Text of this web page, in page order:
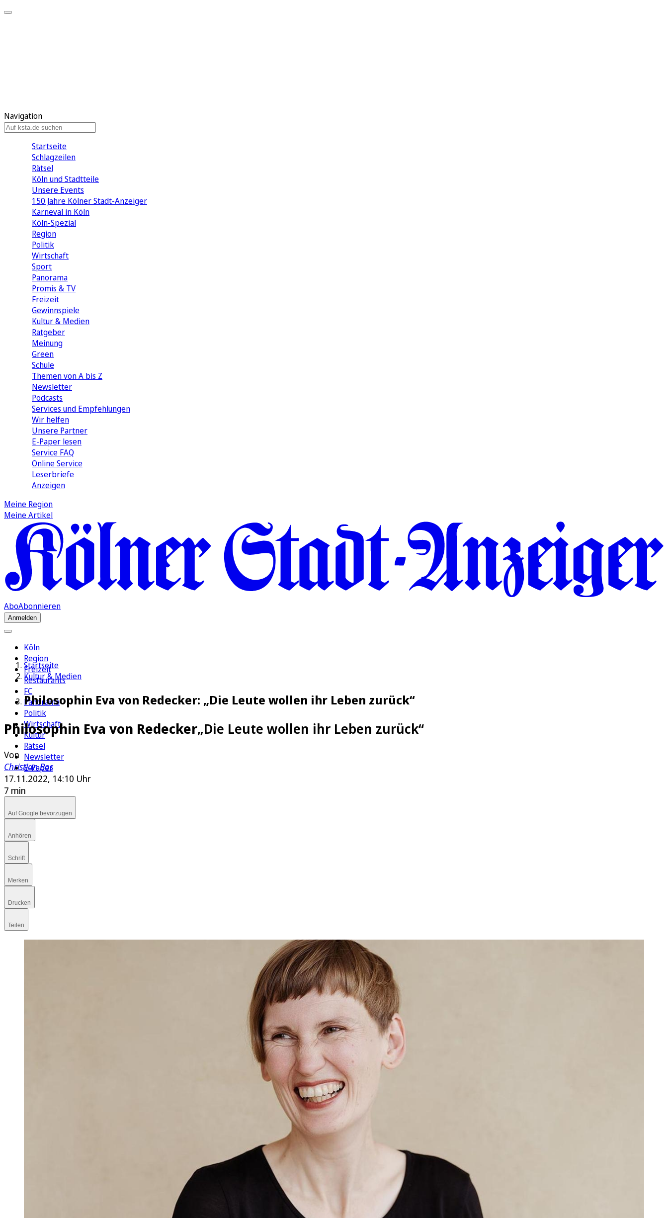
Navigation
Startseite
Schlagzeilen
Rätsel
Köln und Stadtteile
Unsere Events
150 Jahre Kölner Stadt-Anzeiger
Karneval in Köln
Köln-Spezial
Region
Politik
Wirtschaft
Sport
Panorama
Promis & TV
Freizeit
Gewinnspiele
Kultur & Medien
Ratgeber
Meinung
Green
Schule
Themen von A bis Z
Newsletter
Podcasts
Services und Empfehlungen
Wir helfen
Unsere Partner
E-Paper lesen
Service FAQ
Online Service
Leserbriefe
Anzeigen
Meine Region
Meine Artikel
AboAbonnieren
Anmelden
Köln
Region
Freizeit
Restaurants
FC
Panorama
Politik
Wirtschaft
Kultur
Rätsel
Newsletter
E-Paper
Startseite
Kultur & Medien
Philosophin Eva von Redecker: „Die Leute wollen ihr Leben zurück“
Philosophin Eva von Redecker„Die Leute wollen ihr Leben zurück“
Von
Christian Bos
17.11.2022, 14:10 Uhr
7 min
Auf Google bevorzugen
Anhören
Schrift
Merken
Drucken
Teilen